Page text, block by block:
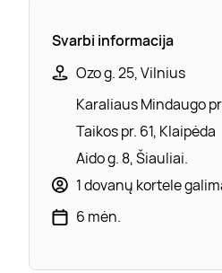
Svarbi informacija
Ozo g. 25, Vilnius
Karaliaus Mindaugo
Taikos pr. 61, Klaipėda
Aido g. 8, Šiauliai.
1 dovanų kortele
6 mėn.